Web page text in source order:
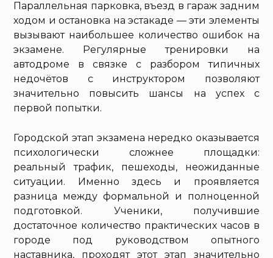
Параллельная парковка, въезд в гараж задним
ходом и остановка на эстакаде — эти элементы
вызывают наибольшее количество ошибок на
экзамене. Регулярные тренировки на
автодроме в связке с разбором типичных
недочётов с инструктором позволяют
значительно повысить шансы на успех с
первой попытки.
Городской этап экзамена нередко оказывается
психологически сложнее площадки:
реальный трафик, пешеходы, неожиданные
ситуации. Именно здесь и проявляется
разница между формальной и полноценной
подготовкой. Ученики, получившие
достаточное количество практических часов в
городе под руководством опытного
наставника, проходят этот этап значительно